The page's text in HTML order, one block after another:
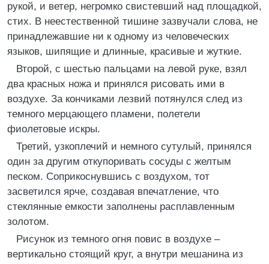
рукой, и ветер, негромко свистевший над площадкой,
стих. В неестественной тишине зазвучали слова, не
принадлежавшие ни к одному из человеческих
языков, шипящие и длинные, красивые и жуткие.
Второй, с шестью пальцами на левой руке, взял
два красных ножа и принялся рисовать ими в
воздухе. За кончиками лезвий потянулся след из
темного мерцающего пламени, полетели
фиолетовые искры.
Третий, узкоплечий и немного сутулый, принялся
один за другим откупоривать сосуды с желтым
песком. Соприкоснувшись с воздухом, тот
засветился ярче, создавая впечатление, что
стеклянные емкости заполнены расплавленным
золотом.
Рисунок из темного огня повис в воздухе –
вертикально стоящий круг, а внутри мешанина из